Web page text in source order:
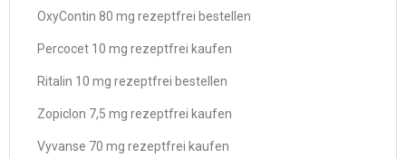
OxyContin 80 mg rezeptfrei bestellen
Percocet 10 mg rezeptfrei kaufen
Ritalin 10 mg rezeptfrei bestellen
Zopiclon 7,5 mg rezeptfrei kaufen
Vyvanse 70 mg rezeptfrei kaufen